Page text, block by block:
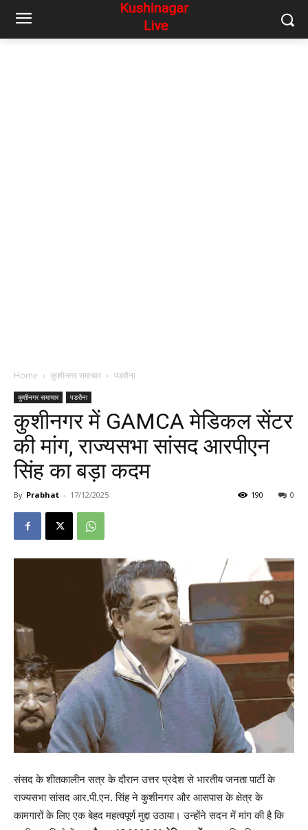
Home कुशीनगर समाचार पडरौना
कुशीनगर समाचार पडरौना
कुशीनगर में GAMCA मेडिकल सेंटर
की मांग, राज्यसभा सांसद आरपीएन
सिंह का बड़ा कदम
By Prabhat - 17/12/2025 0
190
संसद के शीतकालीन सत्र के दौरान उत्तर प्रदेश से भारतीय जनता पार्टी के
राज्यसभा सांसद आर.पी.एन. सिंह ने कुशीनगर और आसपास के क्षेत्र के
कामगारों के लिए एक बेहद महत्वपूर्ण मुद्दा उठाया। उन्होंने सदन में मांग की है कि